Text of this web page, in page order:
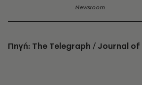
Newsroom
Πηγή: The Telegraph / Journal of